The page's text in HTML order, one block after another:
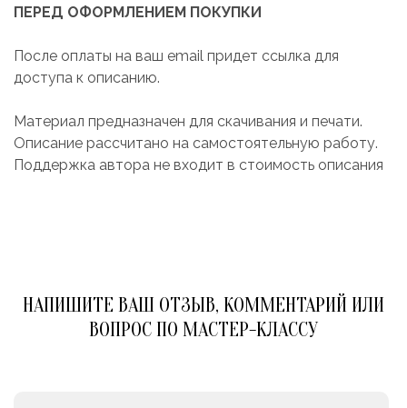
ПЕРЕД ОФОРМЛЕНИЕМ ПОКУПКИ
После оплаты на ваш email придет ссылка для
доступа к описанию.
Материал предназначен для скачивания и печати.
Описание рассчитано на самостоятельную работу.
Поддержка автора не входит в стоимость описания
НАПИШИТЕ ВАШ ОТЗЫВ, КОММЕНТАРИЙ ИЛИ
ВОПРОС ПО МАСТЕР-КЛАССУ